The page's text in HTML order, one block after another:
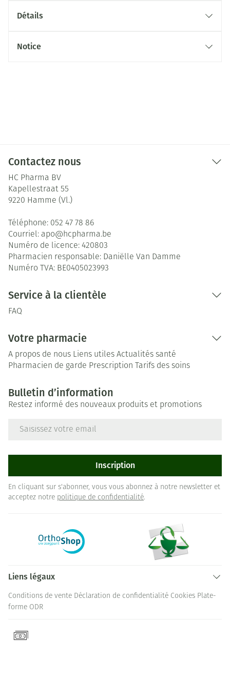
Détails
Notice
Contactez nous
HC Pharma BV
Kapellestraat 55
9220 Hamme (Vl.)
Téléphone: 052 47 78 86
Courriel: apo@hcpharma.be
Numéro de licence: 420803
Pharmacien responsable: Daniëlle Van Damme
Numéro TVA: BE0405023993
Service à la clientèle
FAQ
Votre pharmacie
A propos de nous Liens utiles Actualités santé
Pharmacien de garde Prescription Tarifs des soins
Bulletin d’information
Restez informé des nouveaux produits et promotions
Inscription
En cliquant sur s'abonner, vous vous abonnez à notre newsletter et
acceptez notre politique de confidentialité.
Liens légaux
Conditions de vente Déclaration de confidentialité Cookies Plate-
forme ODR